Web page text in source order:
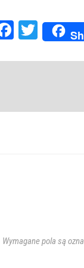
Wymagane pola są